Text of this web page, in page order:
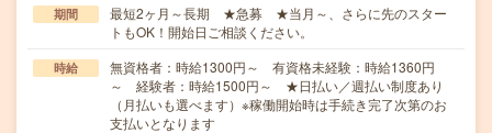
期間
最短2ヶ月～長期 ★急募 ★当月～、さらに先のスター
トもOK！開始日ご相談ください。
時給
無資格者：時給1300円～ 有資格未経験：時給1360円
～ 経験者：時給1500円～ ★日払い／週払い制度あり
（月払いも選べます）※稼働開始時は手続き完了次第のお
支払いとなります